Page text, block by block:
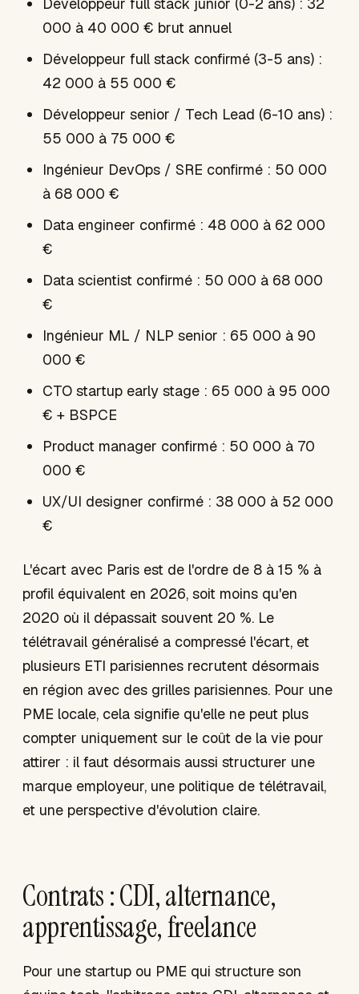
000 à 40 000 € brut annuel
Développeur full stack confirmé (3-5 ans) :
42 000 à 55 000 €
Développeur senior / Tech Lead (6-10 ans) :
55 000 à 75 000 €
Ingénieur DevOps / SRE confirmé : 50 000
à 68 000 €
Data engineer confirmé : 48 000 à 62 000
€
Data scientist confirmé : 50 000 à 68 000
€
Ingénieur ML / NLP senior : 65 000 à 90
000 €
CTO startup early stage : 65 000 à 95 000
€ + BSPCE
Product manager confirmé : 50 000 à 70
000 €
UX/UI designer confirmé : 38 000 à 52 000
€
L'écart avec Paris est de l'ordre de 8 à 15 % à
profil équivalent en 2026, soit moins qu'en
2020 où il dépassait souvent 20 %. Le
télétravail généralisé a compressé l'écart, et
plusieurs ETI parisiennes recrutent désormais
en région avec des grilles parisiennes. Pour une
PME locale, cela signifie qu'elle ne peut plus
compter uniquement sur le coût de la vie pour
attirer : il faut désormais aussi structurer une
marque employeur, une politique de télétravail,
et une perspective d'évolution claire.
Contrats : CDI, alternance,
apprentissage, freelance
Pour une startup ou PME qui structure son